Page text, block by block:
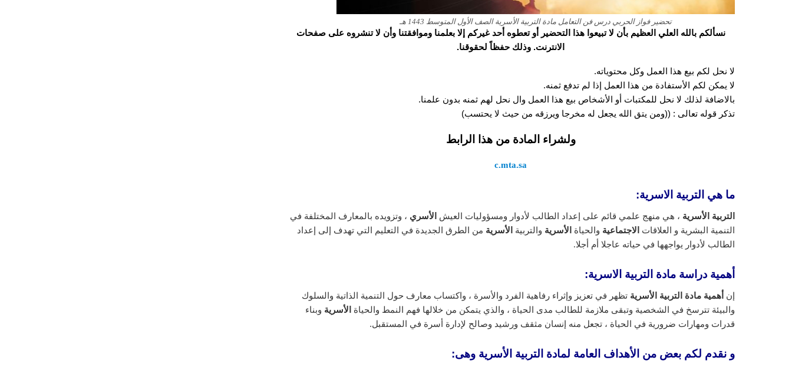
تحضير فواز الحربي درس فن التعامل مادة التربية الأسرية الصف الأول المتوسط 1443 هـ
نسألكم بالله العلي العظيم بأن لا تبيعوا هذا التحضير أو تعطوه أحد غيركم إلا بعلمنا وموافقتنا وأن لا تنشروه على صفحات
الانترنت. وذلك حفظاً لحقوقنا.
لا نحل لكم بيع هذا العمل وكل محتوياته.
لا يمكن لكم الأستفادة من هذا العمل إذا لم تدفع ثمنه.
بالاضافة لذلك لا نحل للمكتبات أو الأشخاص بيع هذا العمل وال نحل لهم ثمنه بدون علمنا.
تذكر قوله تعالى : ((ومن يتق الله يجعل له مخرجا ويرزقه من حيث لا يحتسب)
ولشراء المادة من هذا الرابط
c.mta.sa
ما هي التربية الاسرية:
التربية الأسرية ، هي منهج علمي قائم على إعداد الطالب لأدوار ومسؤوليات العيش الأسري ، وتزويده بالمعارف المختلفة في
التنمية البشرية و العلاقات
الاجتماعية والحياة الأسرية والتربية الأسرية من الطرق الجديدة في التعليم التي تهدف إلى إعداد
الطالب لأدوار يواجهها في حياته عاجلا أم أجلا.
أهمية دراسة مادة التربية الاسرية:
إن أهمية مادة التربية الأسرية تظهر في تعزيز وإثراء رفاهية الفرد والأسرة ، واكتساب معارف حول التنمية الذاتية والسلوك
والبيئة تترسخ في الشخصية وتبقى ملازمة للطالب مدى الحياة ، والذي يتمكن من خلالها فهم النمط والحياة الأسرية وبناء
قدرات ومهارات ضرورية في الحياة ، تجعل منه إنسان مثقف ورشيد وصالح لإدارة أسرة في المستقبل.
و نقدم لكم بعض من الأهداف العامة لمادة التربية الأسرية وهى: